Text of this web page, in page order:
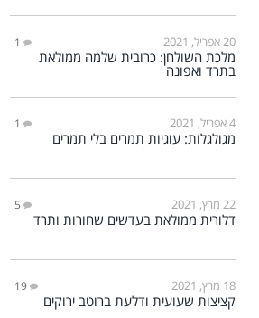
20 אפריל, 2021 1
מלכת השולחן: כרובית שלמה ממולאת
בתרד ואפונה
4 אפריל, 2021 1
מגולגלות: עוגיות תמרים בלי תמרים
22 מרץ, 2021 5
דלורית ממולאת בעדשים שחורות ותרד
18 מרץ, 2021 19
קציצות שעועית ודלעת ברוטב ירוקים